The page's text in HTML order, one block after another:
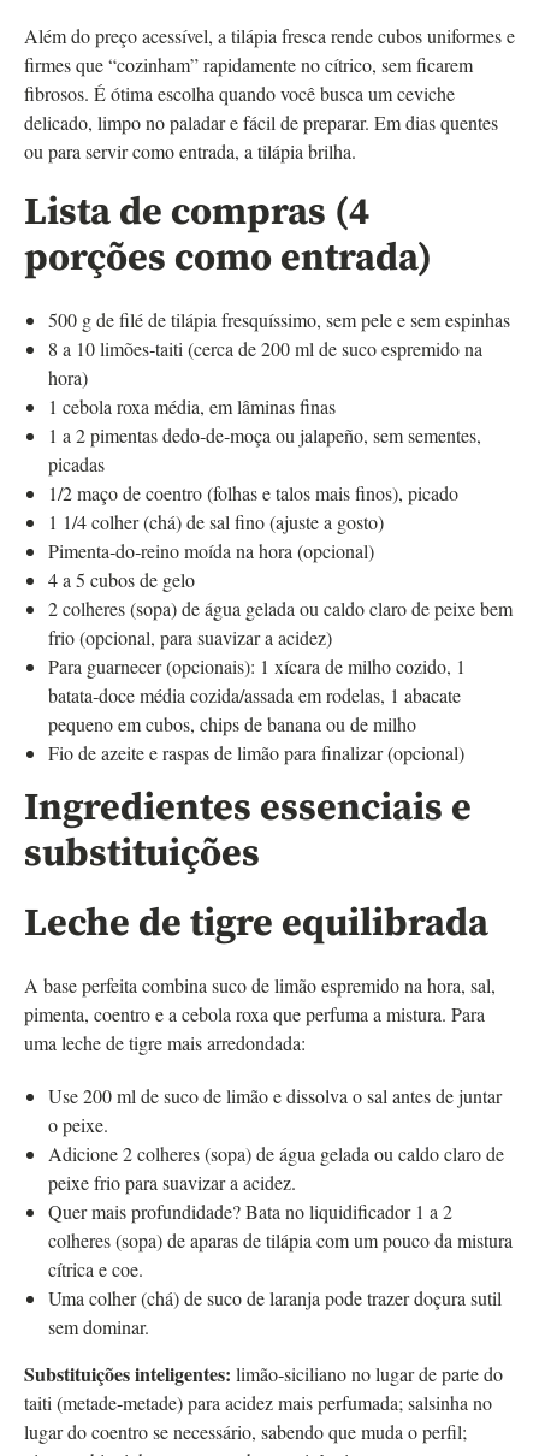
Além do preço acessível, a tilápia fresca rende cubos uniformes e
firmes que “cozinham” rapidamente no cítrico, sem ficarem
fibrosos. É ótima escolha quando você busca um ceviche
delicado, limpo no paladar e fácil de preparar. Em dias quentes
ou para servir como entrada, a tilápia brilha.
Lista de compras (4
porções como entrada)
500 g de filé de tilápia fresquíssimo, sem pele e sem espinhas
8 a 10 limões‑taiti (cerca de 200 ml de suco espremido na
hora)
1 cebola roxa média, em lâminas finas
1 a 2 pimentas dedo‑de‑moça ou jalapeño, sem sementes,
picadas
1/2 maço de coentro (folhas e talos mais finos), picado
1 1/4 colher (chá) de sal fino (ajuste a gosto)
Pimenta‑do‑reino moída na hora (opcional)
4 a 5 cubos de gelo
2 colheres (sopa) de água gelada ou caldo claro de peixe bem
frio (opcional, para suavizar a acidez)
Para guarnecer (opcionais): 1 xícara de milho cozido, 1
batata‑doce média cozida/assada em rodelas, 1 abacate
pequeno em cubos, chips de banana ou de milho
Fio de azeite e raspas de limão para finalizar (opcional)
Ingredientes essenciais e
substituições
Leche de tigre equilibrada
A base perfeita combina suco de limão espremido na hora, sal,
pimenta, coentro e a cebola roxa que perfuma a mistura. Para
uma leche de tigre mais arredondada:
Use 200 ml de suco de limão e dissolva o sal antes de juntar
o peixe.
Adicione 2 colheres (sopa) de água gelada ou caldo claro de
peixe frio para suavizar a acidez.
Quer mais profundidade? Bata no liquidificador 1 a 2
colheres (sopa) de aparas de tilápia com um pouco da mistura
cítrica e coe.
Uma colher (chá) de suco de laranja pode trazer doçura sutil
sem dominar.
Substituições inteligentes: limão‑siciliano no lugar de parte do
taiti (metade‑metade) para acidez mais perfumada; salsinha no
lugar do coentro se necessário, sabendo que muda o perfil;